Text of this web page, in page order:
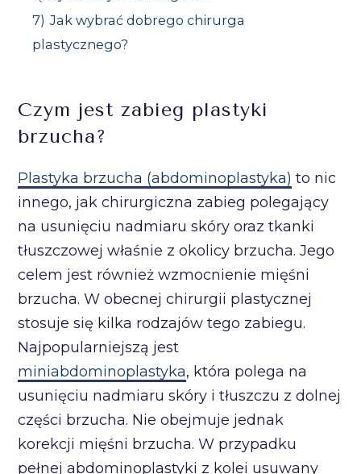
7) Jak wybrać dobrego chirurga
plastycznego?
Czym jest zabieg plastyki
brzucha?
Plastyka brzucha (abdominoplastyka) to nic
innego, jak chirurgiczna zabieg polegający
na usunięciu nadmiaru skóry oraz tkanki
tłuszczowej właśnie z okolicy brzucha. Jego
celem jest również wzmocnienie mięśni
brzucha. W obecnej chirurgii plastycznej
stosuje się kilka rodzajów tego zabiegu.
Najpopularniejszą jest
miniabdominoplastyka, która polega na
usunięciu nadmiaru skóry i tłuszczu z dolnej
części brzucha. Nie obejmuje jednak
korekcji mięśni brzucha. W przypadku
pełnej abdominoplastyki z kolei usuwany